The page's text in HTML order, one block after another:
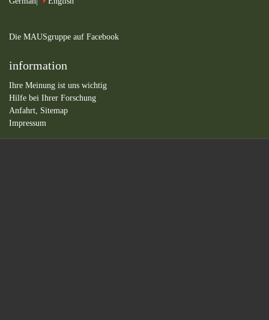
Die MAUSgruppe auf Facebook
information
Ihre Meinung ist uns wichtig
Hilfe bei Ihrer Forschung
Anfahrt, Sitemap
Impressum